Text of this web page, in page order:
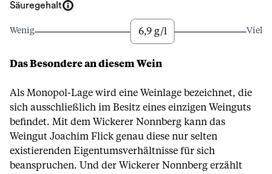
Säuregehalt
Wenig 6,9 g/l Viel
Das Besondere an diesem Wein
Als Monopol-Lage wird eine Weinlage bezeichnet, die
sich ausschließlich im Besitz eines einzigen Weinguts
befindet. Mit dem Wickerer Nonnberg kann das
Weingut Joachim Flick genau diese nur selten
existierenden Eigentumsverhältnisse für sich
beanspruchen. Und der Wickerer Nonnberg erzählt